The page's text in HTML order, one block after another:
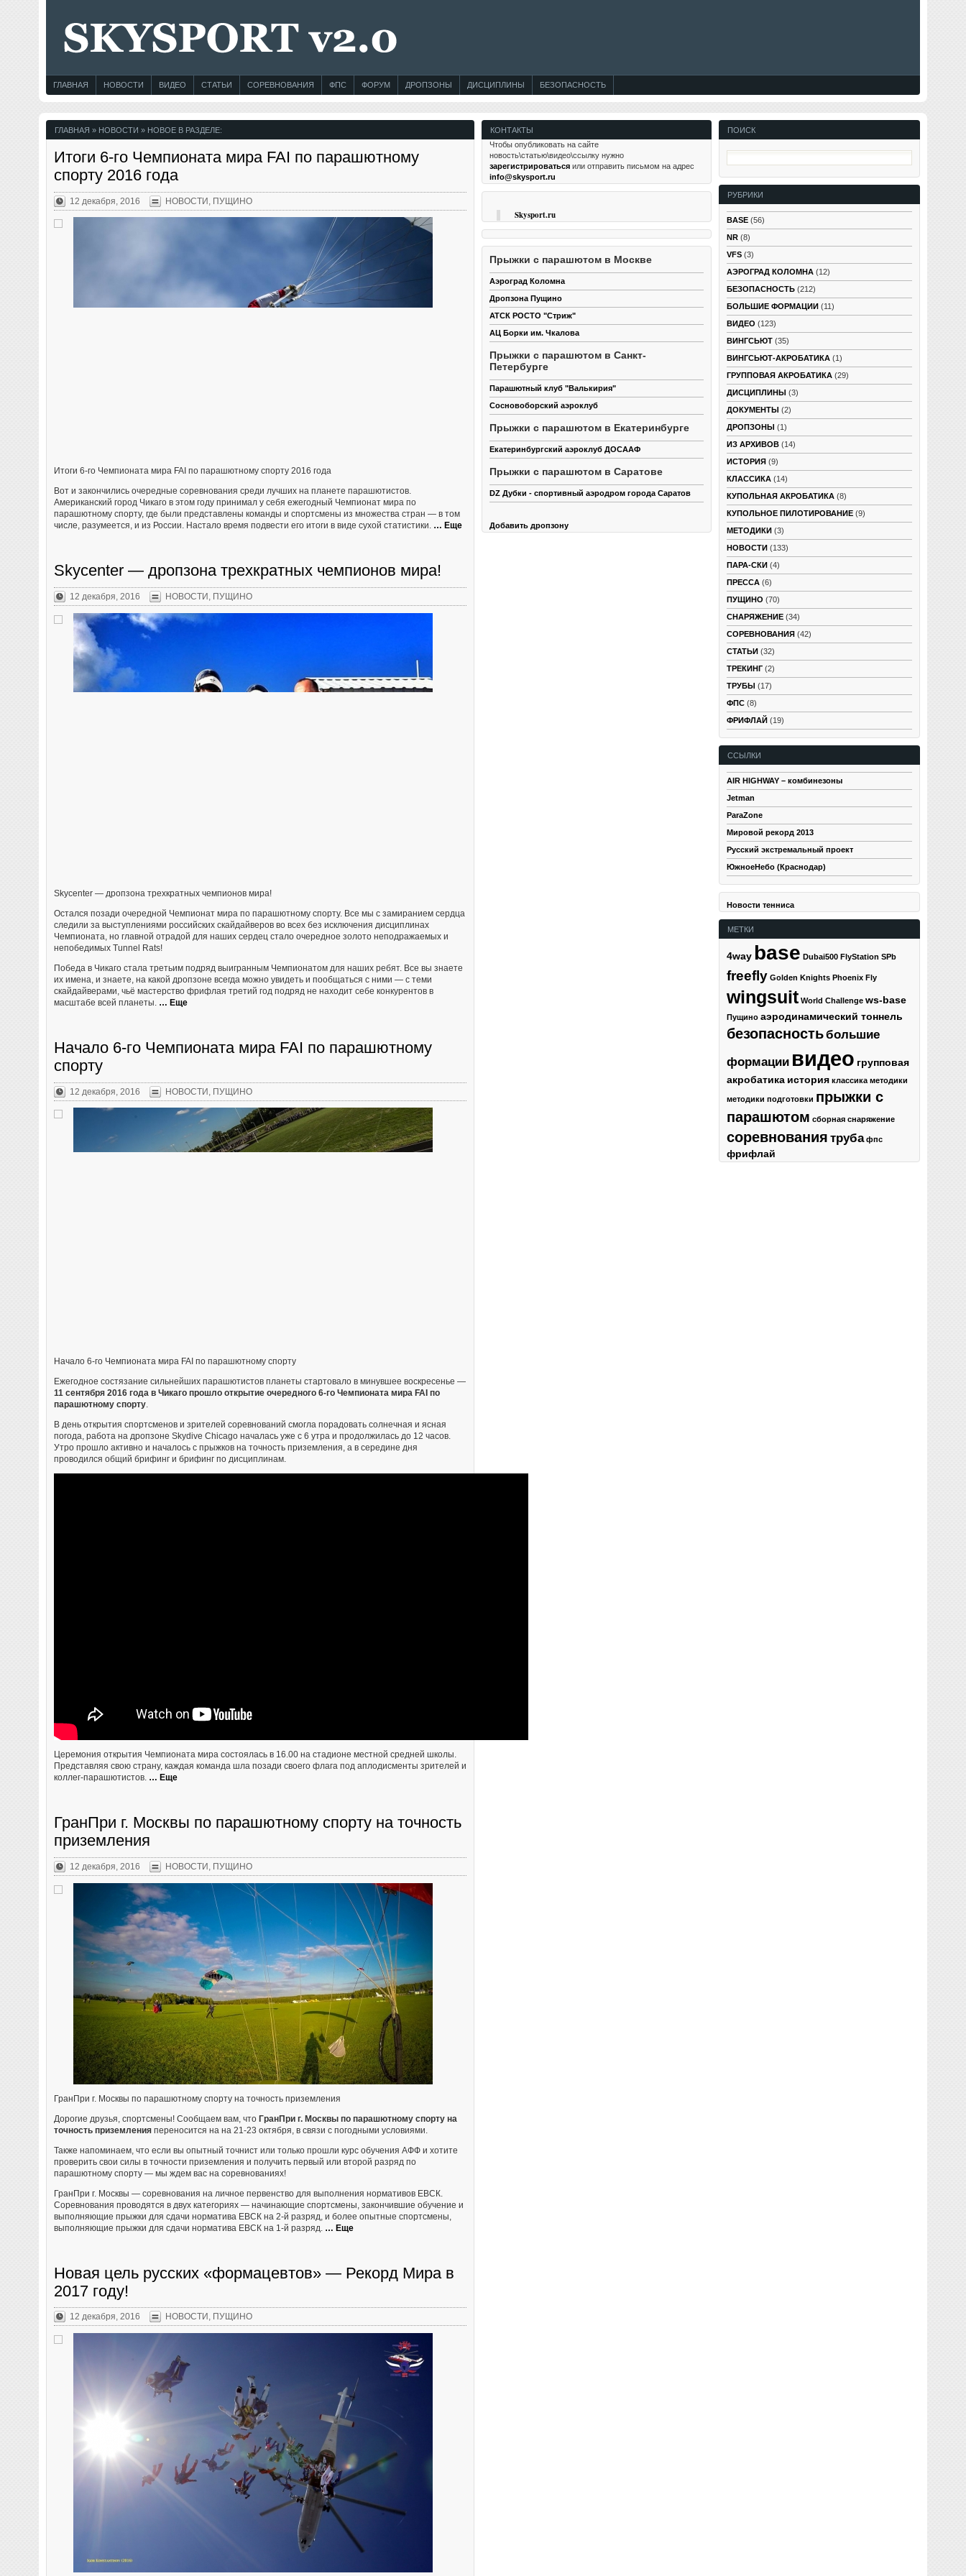
ГЛАВНАЯ НОВОСТИ ВИДЕО СТАТЬИ СОРЕВНОВАНИЯ ФПС ФОРУМ ДРОПЗОНЫ ДИСЦИПЛИНЫ БЕЗОПАСНОСТЬ
ГЛАВНАЯ » НОВОСТИ » НОВОЕ В РАЗДЕЛЕ:
Итоги 6-го Чемпионата мира FAI по парашютному
спорту 2016 года
12 декабря, 2016 НОВОСТИ ПУЩИНО
Итоги 6-го Чемпионата мира FAI по парашютному спорту 2016 года
Вот и закончились очередные соревнования среди лучших на планете парашютистов.
Американский город Чикаго в этом году принимал у себя ежегодный Чемпионат мира по
парашютному спорту, где были представлены команды и спортсмены из множества стран — в том
числе, разумеется, и из России. Настало время подвести его итоги в виде сухой статистики. … Еще
Skycenter — дропзона трехкратных чемпионов мира!
12 декабря, 2016 НОВОСТИ , ПУЩИНО
Skycenter — дропзона трехкратных чемпионов мира!
Остался позади очередной Чемпионат мира по парашютному спорту. Все мы с замиранием сердца
следили за выступлениями российских скайдайверов во всех без исключения дисциплинах
Чемпионата, но главной отрадой для наших сердец стало очередное золото неподражаемых и
непобедимых Tunnel Rats!
Победа в Чикаго стала третьим подряд выигранным Чемпионатом для наших ребят. Все вы знаете
их имена, и знаете, на какой дропзоне всегда можно увидеть и пообщаться с ними — с теми
скайдайверами, чьё мастерство фрифлая третий год подряд не находит себе конкурентов в
масштабе всей планеты. … Еще
Начало 6-го Чемпионата мира FAI по парашютному
спорту
12 декабря, 2016 НОВОСТИ ПУЩИНО
Начало 6-го Чемпионата мира FAI по парашютному спорту
Ежегодное состязание сильнейших парашютистов планеты стартовало в минувшее воскресенье —
11 сентября 2016 года в Чикаго прошло открытие очередного 6-го Чемпионата мира FAI по
парашютному спорту.
В день открытия спортсменов и зрителей соревнований смогла порадовать солнечная и ясная
погода, работа на дропзоне Skydive Chicago началась уже с 6 утра и продолжилась до 12 часов.
Утро прошло активно и началось с прыжков на точность приземления, а в середине дня
проводился общий брифинг и брифинг по дисциплинам.
Церемония открытия Чемпионата мира состоялась в 16.00 на стадионе местной средней школы.
Представляя свою страну, каждая команда шла позади своего флага под аплодисменты зрителей и
коллег-парашютистов. … Еще
ГранПри г. Москвы по парашютному спорту на точность
приземления
12 декабря, 2016 НОВОСТИ , ПУЩИНО
ГранПри г. Москвы по парашютному спорту на точность приземления
Дорогие друзья, спортсмены! Сообщаем вам, что ГранПри г. Москвы по парашютному спорту на
точность приземленияпереносится на на 21-23 октября, в связи с погодными условиями.
Также напоминаем, что если вы опытный точнист или только прошли курс обучения АФФ и хотите
проверить свои силы в точности приземления и получить первый или второй разряд по
парашютному спорту — мы ждем вас на соревнованиях!
ГранПри г. Москвы — соревнования на личное первенство для выполнения нормативов ЕВСК.
Соревнования проводятся в двух категориях — начинающие спортсмены, закончившие обучение и
выполняющие прыжки для сдачи норматива ЕВСК на 2-й разряд, и более опытные спортсмены,
выполняющие прыжки для сдачи норматива ЕВСК на 1-й разряд. … Еще
Новая цель русских «формацевтов» — Рекорд Мира в
2017 году!
12 декабря, 2016 НОВОСТИ , ПУЩИНО
ПОИСК
РУБРИКИ
BASE (56)
NR (8)
VFS (3)
АЭРОГРАД КОЛОМНА (12)
БЕЗОПАСНОСТЬ (212)
БОЛЬШИЕ ФОРМАЦИИ (11)
ВИДЕО (123)
ВИНГСЬЮТ (35)
ВИНГСЬЮТ-АКРОБАТИКА (1)
ГРУППОВАЯ АКРОБАТИКА (29)
ДИСЦИПЛИНЫ (3)
ДОКУМЕНТЫ (2)
ДРОПЗОНЫ (1)
ИЗ АРХИВОВ (14)
ИСТОРИЯ (9)
КЛАССИКА (14)
КУПОЛЬНАЯ АКРОБАТИКА (8)
КУПОЛЬНОЕ ПИЛОТИРОВАНИЕ (9)
МЕТОДИКИ (3)
НОВОСТИ (133)
ПАРА-СКИ (4)
ПРЕССА (6)
ПУЩИНО (70)
СНАРЯЖЕНИЕ (34)
СОРЕВНОВАНИЯ (42)
СТАТЬИ (32)
ТРЕКИНГ (2)
ТРУБЫ (17)
ФПС (8)
ФРИФЛАЙ (19)
ССЫЛКИ
AIR HIGHWAY – комбинезоны
Jetman
ParaZone
Мировой рекорд 2013
Русский экстремальный проект
ЮжноеНебо (Краснодар)
Новости тенниса
МЕТКИ
4way base Dubai500 FlyStation SPb
freefly Golden Knights Phoenix Fly
wingsuit World Challenge ws-base
Пущино аэродинамический тоннель
безопасностьбольшие
формации видео групповая
акробатика история классика методики
методики подготовки прыжки с
парашютом сборная снаряжение
соревнования труба фпс
фрифлай
КОНТАКТЫ
Чтобы опубликовать на сайте
новость\статью\видео\ссылку нужно
зарегистрироваться или отправить письмом на адрес
info@skysport.ru
Skysport.ru
Прыжки с парашютом в Москве
Аэроград Коломна
Дропзона Пущино
АТСК РОСТО "Стриж"
АЦ Борки им. Чкалова
Прыжки с парашютом в Санкт-
Петербурге
Парашютный клуб "Валькирия"
Сосновоборский аэроклуб
Прыжки с парашютом в Екатеринбурге
Екатеринбургский аэроклуб ДОСААФ
Прыжки с парашютом в Саратове
DZ Дубки - спортивный аэродром города Саратов
Добавить дропзону